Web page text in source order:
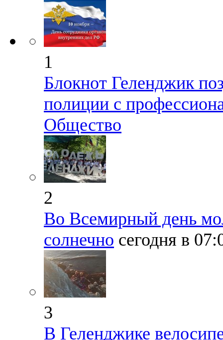
1
Блокнот Геленджик
полиции с
Общество
2
Во Всемирный день
солнечно сегодня в
3
В Геленджике